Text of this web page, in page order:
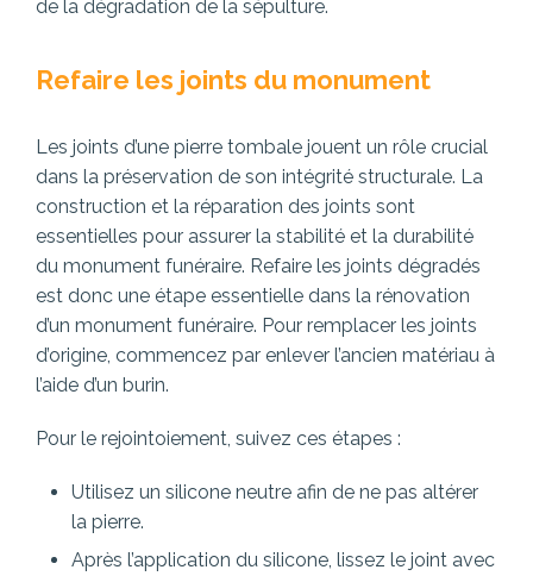
de la dégradation de la sépulture.
Refaire les joints du monument
Les joints d’une pierre tombale jouent un rôle crucial
dans la préservation de son intégrité structurale. La
construction et la réparation des joints sont
essentielles pour assurer la stabilité et la durabilité
du monument funéraire. Refaire les joints dégradés
est donc une étape essentielle dans la rénovation
d’un monument funéraire. Pour remplacer les joints
d’origine, commencez par enlever l’ancien matériau à
l’aide d’un burin.
Pour le rejointoiement, suivez ces étapes :
Utilisez un silicone neutre afin de ne pas altérer
la pierre.
Après l’application du silicone, lissez le joint avec